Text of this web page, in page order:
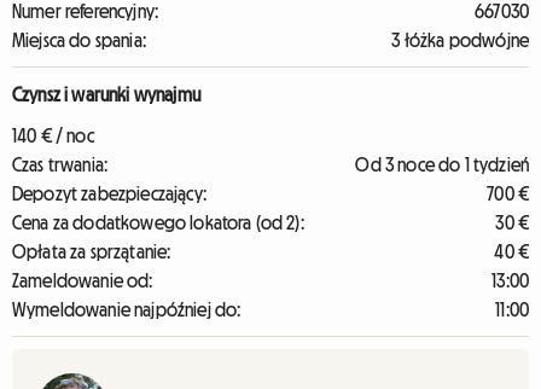
Numer referencyjny:
667030
Miejsca do spania:
3 łóżka podwójne
Czynsz i warunki wynajmu
140 € / noc
Czas trwania:
Od 3 noce do 1 tydzień
Depozyt zabezpieczający:
700 €
Cena za dodatkowego lokatora (od 2):
30 €
Opłata za sprzątanie:
40 €
Zameldowanie od:
13:00
Wymeldowanie najpóźniej do:
11:00